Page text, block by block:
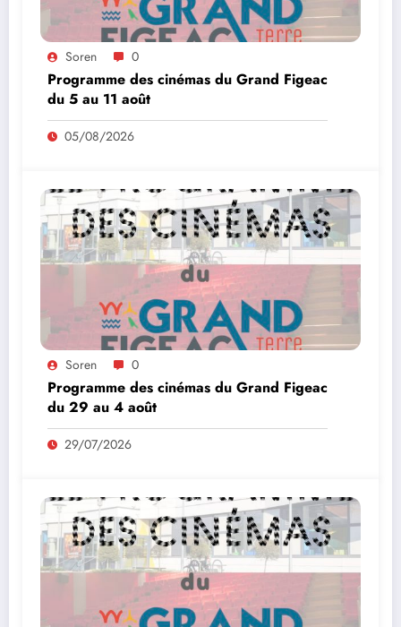
Soren 0
Programme des cinémas du Grand Figeac
du 5 au 11 août
05/08/2026
Soren 0
Programme des cinémas du Grand Figeac
du 29 au 4 août
29/07/2026